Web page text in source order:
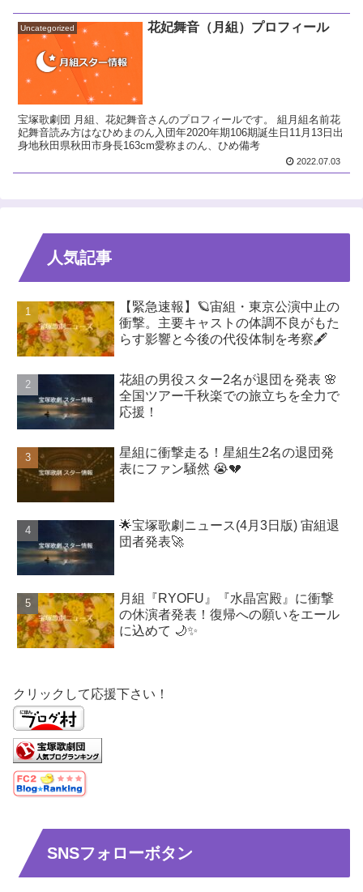
Uncategorized 花妃舞音（月組）プロフィール
宝塚歌劇団 月組、花妃舞音さんのプロフィールです。 組月組名前花
妃舞音読み方はなひめまのん入団年2020年期106期誕生日11月13日出
身地秋田県秋田市身長163cm愛称まのん、ひめ備考
2022.07.03
人気記事
【緊急速報】🪐宙組・東京公演中止の
衝撃。主要キャストの体調不良がもた
らす影響と今後の代役体制を考察🖋️
花組の男役スター2名が退団を発表 🌸
全国ツアー千秋楽での旅立ちを全力で
応援！
星組に衝撃走る！星組生2名の退団発
表にファン騒然 😭💔
🌟宝塚歌劇ニュース(4月3日版) 宙組退
団者発表🚀
月組『RYOFU』『水晶宮殿』に衝撃
の休演者発表！復帰への願いをエール
に込めて 🌙✨
クリックして応援下さい！
SNSフォローボタン